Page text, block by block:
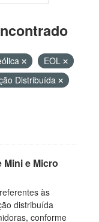
EOL
Distribuída
e Micro
às
distribuída
conforme